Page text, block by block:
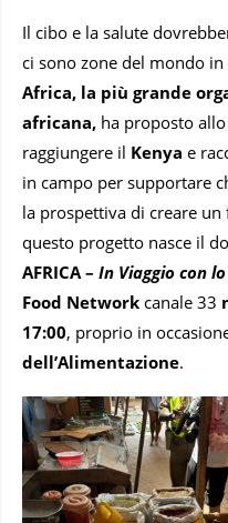
Il cibo e la salute
ci sono zone del mondo in
Africa, la più grande
africana, ha proposto allo
raggiungere il Kenya e
in campo per supportare
la prospettiva di creare
questo progetto nasce il
AFRICA – In Viaggio con
Food Network canale 33
17:00, proprio in
dell’Alimentazione.